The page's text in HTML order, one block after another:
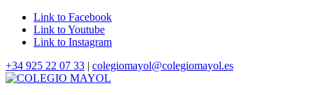
Link to Facebook
Link to Youtube
Link to Instagram
+34 925 22 07 33 | colegiomayol@colegiomayol.es